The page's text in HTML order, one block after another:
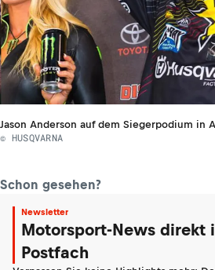
Jason Anderson auf dem Siegerpodium in
© HUSQVARNA
Schon gesehen?
Newsletter
Motorsport-News direkt
Postfach